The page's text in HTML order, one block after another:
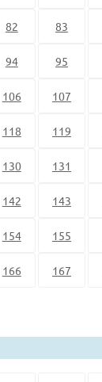
82 83
94 95
106 107
118 119
130 131
142 143
154 155
166 167